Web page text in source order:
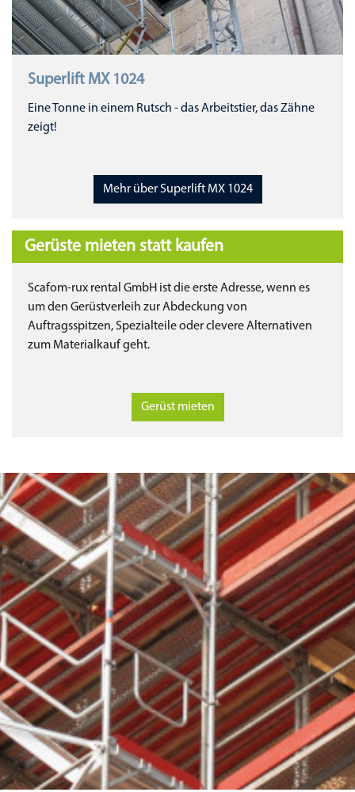
Superlift MX 1024
Eine Tonne in einem Rutsch - das Arbeitstier, das Zähne
zeigt!
Mehr über Superlift MX 1024
Gerüste mieten statt kaufen
Scafom-rux rental GmbH ist die erste Adresse, wenn es
um den Gerüstverleih zur Abdeckung von
Auftragsspitzen, Spezialteile oder clevere Alternativen
zum Materialkauf geht.
Gerüst mieten